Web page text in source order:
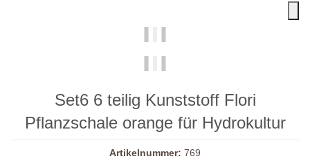
Set6 6 teilig Kunststoff Flori
Pflanzschale orange für Hydrokultur
Artikelnummer: 769